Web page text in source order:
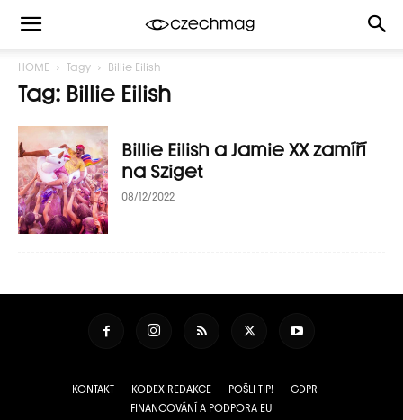
HOME Tagy Billie Eilish
Tag: Billie Eilish
Billie Eilish a Jamie XX zamíří
na Sziget
08/12/2022
KONTAKT KODEX REDAKCE POŠLI TIP!
GDPR
FINANCOVÁNÍ A PODPORA EU